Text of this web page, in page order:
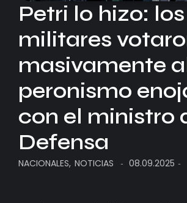
Petri lo hizo: los
militares
masivamente
peronismo
con el ministro
Defensa
NACIONALES, NOTICIAS - 08.09.2025 -